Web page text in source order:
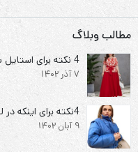
مطالب وبلاگ
4 نکته برای استایل شب یلدای خانم های پلاس سایز
7 آذر 1402
4نکته برای اینکه در لباس زمستونی پف نکنم؟
9 آبان 1402